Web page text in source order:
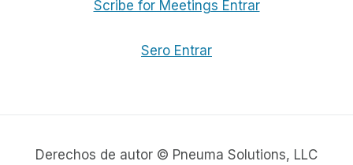
Scribe for Meetings Entrar
Sero Entrar
Derechos de autor © Pneuma Solutions, LLC